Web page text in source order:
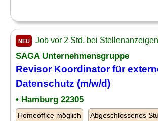
NEU Job vor 2 Std. bei
SAGA Unternehmensgruppe
Revisor Koordinator für
Datenschutz (m/w/d)
• Hamburg 22305
Homeoffice möglich Abgeschlossenes